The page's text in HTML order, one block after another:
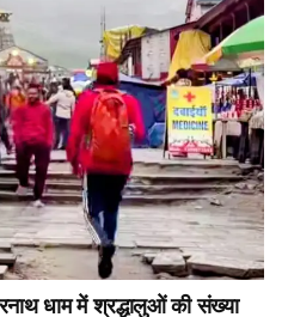
धाम में श्रद्धालुओं की संख्या